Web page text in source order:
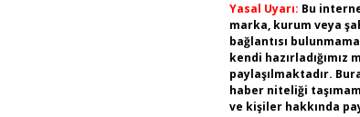
Yasal Uyarı: Bu
marka, kurum veya
bağlantısı
kendi hazırladığımız
paylaşılmaktadır.
haber niteliği
ve kişiler hakkında